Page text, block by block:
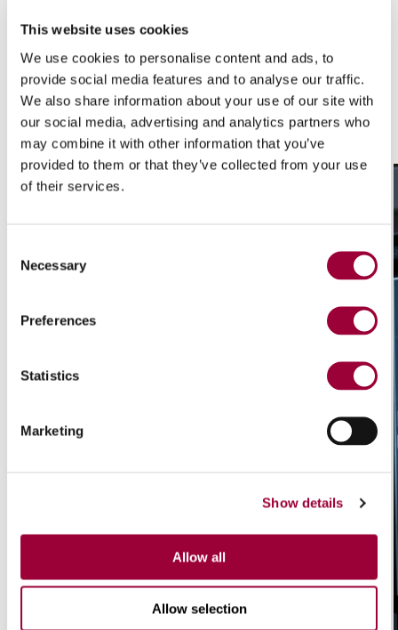
This website uses cookies
We use cookies to personalise content and ads, to
provide social media features and to analyse our traffic.
We also share information about your use of our site with
our social media, advertising and analytics partners who
may combine it with other information that you’ve
provided to them or that they’ve collected from your use
of their services.
Selection
Necessary
Preferences
Statistics
Marketing
Show details
Allow all
Allow selection
programação, mesmo nas oficinas mais
modernas.
/ 01
Sequências automáticas